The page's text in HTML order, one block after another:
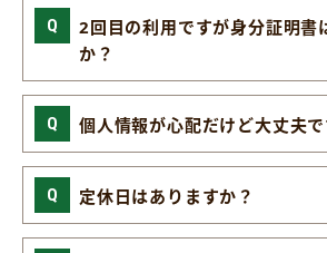
2回目の利用ですが身分証明書
か？
個人情報が心配だけど大丈夫で
定休日はありますか？